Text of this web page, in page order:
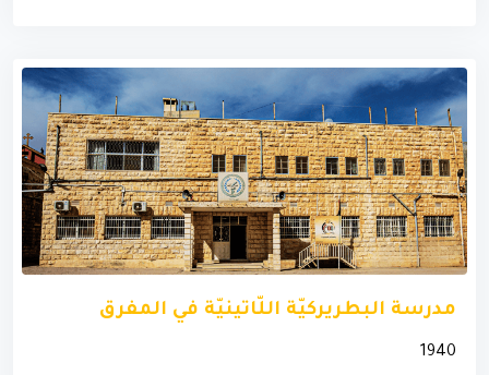
مدرسة البطريركيّة اللّاتينيّة في المفرق
1940